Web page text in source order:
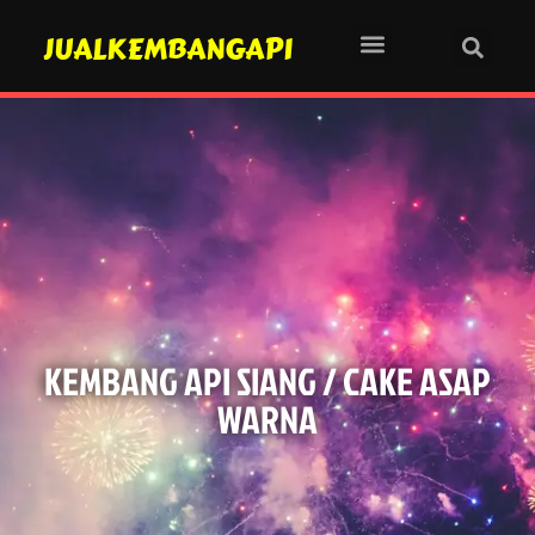
JUALKEMBANGAPI
KEMBANG API SIANG / CAKE ASAP
WARNA